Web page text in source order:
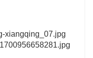
und der
eingesetzt.